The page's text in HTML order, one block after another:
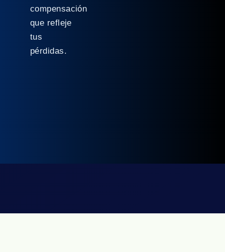
compensación
que refleje
tus
pérdidas.